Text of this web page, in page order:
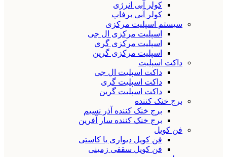
کولر آبی انرژی
کولر آبی برفاب
سیستم اسپلیت مرکزی
اسپلیت مرکزی ال جی
اسپلیت مرکزی گری
اسپلیت مرکزی گرین
داکت اسپلیت
داکت اسپلیت ال جی
داکت اسپلیت گری
داکت اسپلیت گرین
برج خنک کننده
برج خنک کننده آذر نسیم
برج خنک کننده سار آفرین
فن کویل
فن کویل دیواری یا کاستی
فن کویل سقفی زمینی